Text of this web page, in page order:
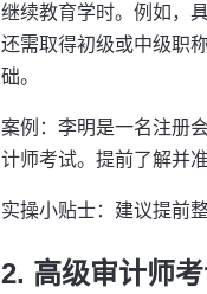
继续教育学时。例如，
还需取得初级或中级职
础。
案例：李明是一名注册
计师考试。提前了解并
实操小贴士：建议提前
2. 高级审计师